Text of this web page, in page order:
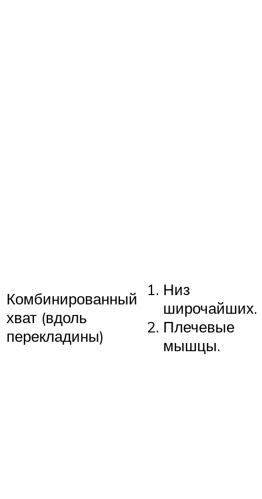
Комбинированный
хват (вдоль
перекладины)
Низ
широчайших.
Плечевые
мышцы.